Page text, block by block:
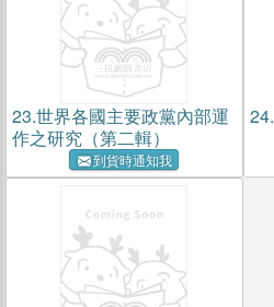
23.世界各國主要政黨內部運
作之研究（第二輯）
到貨時通知我
24.